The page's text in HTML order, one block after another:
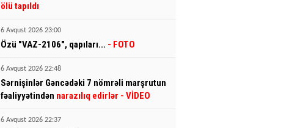
ölü tapıldı
6 Avqust 2026 23:00
Özü "VAZ-2106", qapıları... - FOTO
6 Avqust 2026 22:48
Sərnişinlər Gəncədəki 7 nömrəli marşrutun
fəaliyyətindən narazılıq edirlər - VİDEO
6 Avqust 2026 22:37